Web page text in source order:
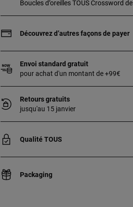
Boucles d’oreilles TOUS Crossword de
en maille forçat.
Découvrez d’autres façons de payer
Envoi standard gratuit
pour achat d'un montant de +99€
Retours gratuits
jusqu'au 15 janvier
Qualité TOUS
Packaging